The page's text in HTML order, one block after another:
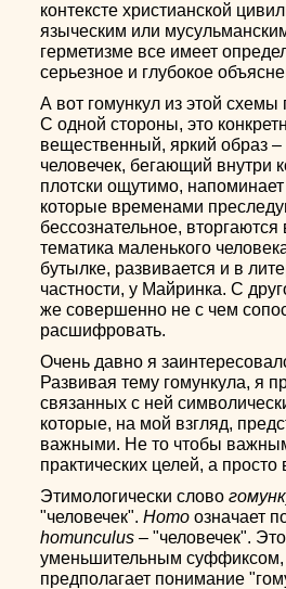
контексте христианской
языческим или
герметизме все имеет
серьезное и глубокое
А вот гомункул из этой
С одной стороны, это
вещественный, яркий образ –
человечек, бегающий внутри
плотски ощутимо,
которые временами
бессознательное,
тематика маленького
бутылке, развивается и в
частности, у Майринка. С
же совершенно не с чем
расшифровать.
Очень давно я
Развивая тему гомункула, я
связанных с ней
которые, на мой взгляд,
важными. Не то чтобы
практических целей, а
Этимологически слово
"человечек".Homo означает
homunculus – "человечек".
уменьшительным суффиксом,
предполагает понимание